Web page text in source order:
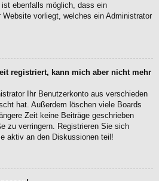
ebenfalls möglich, dass ein
Website vorliegt, welches ein Administrator
registriert, kann mich aber nicht mehr
Ihr Benutzerkonto aus verschieden
hat. Außerdem löschen viele Boards
Zeit keine Beiträge geschrieben
zu verringern. Registrieren Sie sich
aktiv an den Diskussionen teil!